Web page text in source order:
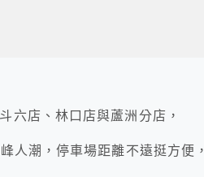
六店、林口店與蘆洲分店，
人潮，停車場距離不遠挺方便，